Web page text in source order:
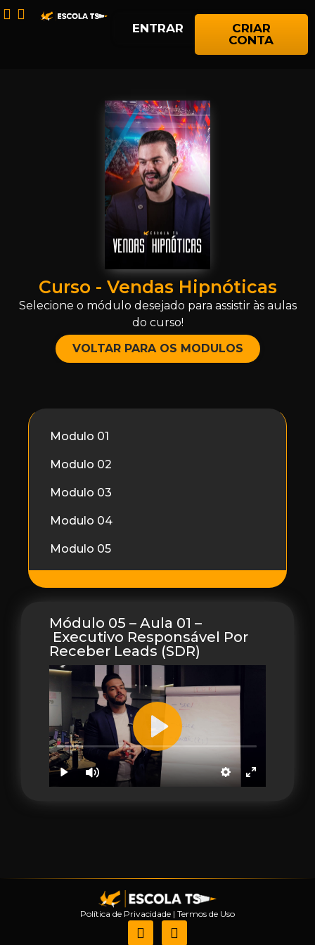
ENTRAR
CRIAR
CONTA
Curso - Vendas Hipnóticas
Selecione o módulo desejado para assistir às aulas
do curso!
VOLTAR PARA OS MODULOS
Modulo 01
Modulo 02
Modulo 03
Modulo 04
Modulo 05
Módulo 05 – Aula 01 –
Executivo Responsável Por
Receber Leads (SDR)
Política de Privacidade | Termos de Uso